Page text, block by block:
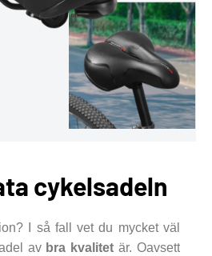
cykelsadeln
I så fall vet du mycket väl
av bra kvalitet är. Oavsett